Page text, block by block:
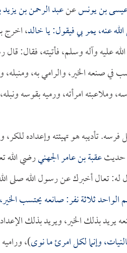
بن يونسعنعبد الرحمن بن
عنه، يمر بي فيقول: ياخالد، اخرج
عليه وآله وسلم، فأتيته، فقال:
في صنعه الخير، والرامي به،
وملاعبته امرأته، ورميه بقوسه
تأديبه هو تهيئته وإعداده للكر،
حديثعقبة بن عامر الجهنيرضي الله
له: تعال أخبرك عن رسول الله صلى
الواحد ثلاثة نفر: صانعه يحتسب
يريد بذلك الخير، ويريد بذلك
وإنما لكل امرئ ما نوى)،